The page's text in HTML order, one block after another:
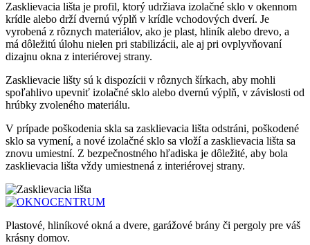
Zasklievacia lišta je profil, ktorý udržiava izolačné sklo v okennom
krídle alebo drží dvernú výplň v krídle vchodových dverí. Je
vyrobená z rôznych materiálov, ako je plast, hliník alebo drevo, a
má dôležitú úlohu nielen pri stabilizácii, ale aj pri ovplyvňovaní
dizajnu okna z interiérovej strany.
Zasklievacie lišty sú k dispozícii v rôznych šírkach, aby mohli
spoľahlivo upevniť izolačné sklo alebo dvernú výplň, v závislosti od
hrúbky zvoleného materiálu.
V prípade poškodenia skla sa zasklievacia lišta odstráni, poškodené
sklo sa vymení, a nové izolačné sklo sa vloží a zasklievacia lišta sa
znovu umiestní. Z bezpečnostného hľadiska je dôležité, aby bola
zasklievacia lišta vždy umiestnená z interiérovej strany.
Plastové, hliníkové okná a dvere, garážové brány či pergoly pre váš
krásny domov.